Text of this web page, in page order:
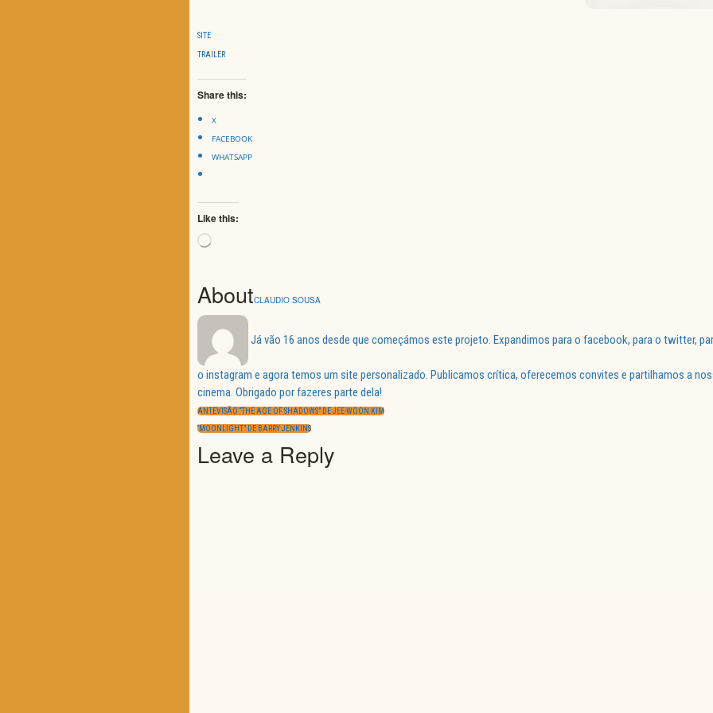
SITE
TRAILER
Share this:
X
FACEBOOK
WHATSAPP
Like this:
Loading…
AboutCLAUDIO SOUSA
Já vão 16 anos desde que começámos este projeto. Expandimos para o facebook, para o twitter,
o instagram e agora temos um site personalizado. Publicamos crítica, oferecemos convites e partilhamos a
cinema. Obrigado por fazeres parte dela!
Navegação
de
artigos
PREVIOUS
ANTEVISÃO “THE AGE OF SHADOWS” DE JEE-WOON KIM
NEXT
“MOONLIGHT” DE BARRY JENKINS
Leave a Reply